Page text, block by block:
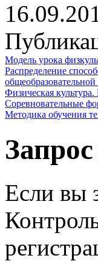
Модель урока
Распределение
Физическая
Соревновательные
Методика обучения
Если вы